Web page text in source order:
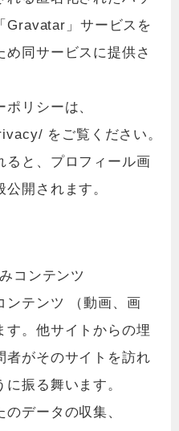
Gravatar」サービスを
同サービスに提供さ
リシーは、
をご覧ください。
ると、プロフィール画
開されます。
コンテンツ
ンテンツ （動画、画
す。他サイトからの埋
者がそのサイトを訪れ
振る舞います。
データの収集、